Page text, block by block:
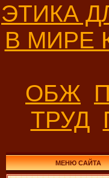
ЭТИКА
В МИРЕ
ОБЖ
ТРУД
МЕНЮ САЙТА